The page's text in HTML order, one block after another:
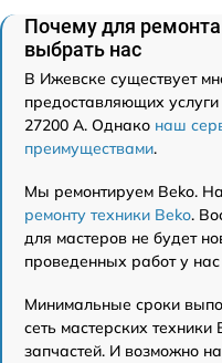
Почему для ремонта
выбрать нас
В Ижевске существует
предоставляющих
27200 A. Однако наш
преимуществами.
Мы ремонтируем Beko.
ремонту техники Beko.
для мастеров не будет
проведенных работ у нас
Минимальные сроки
сеть мастерских
запчастей. И возможно